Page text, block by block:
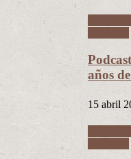
años
15 abril